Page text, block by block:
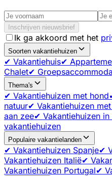
Inschrijven nieuwsbrief
Ik ga akkoord met het
Soorten vakantiehuizen
✔ Vakantiehuis✔
Chalet✔
Thema's
✔ Vakantiehuizen met hond
natuur✔ Vakantiehuizen
aan zee✔ Vakantiehuizen
vakantiehuizen
Populaire vakantielanden
✔ Vakantiehuizen Spanje✔
Vakantiehuizen Italië✔
Vakantiehuizen Portugal✔